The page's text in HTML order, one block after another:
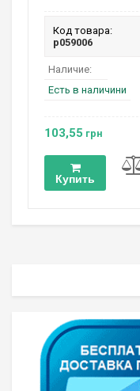
Код товара:
p059006
Наличие:
Есть в наличини
103,55 грн
Купить